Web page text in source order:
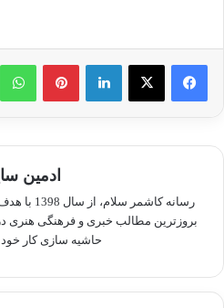
لینکدین پینترست
ادمین
رسانه
بروزترین مطالب خبری و فرهنگی هنری
حاشیه سازی کار خود